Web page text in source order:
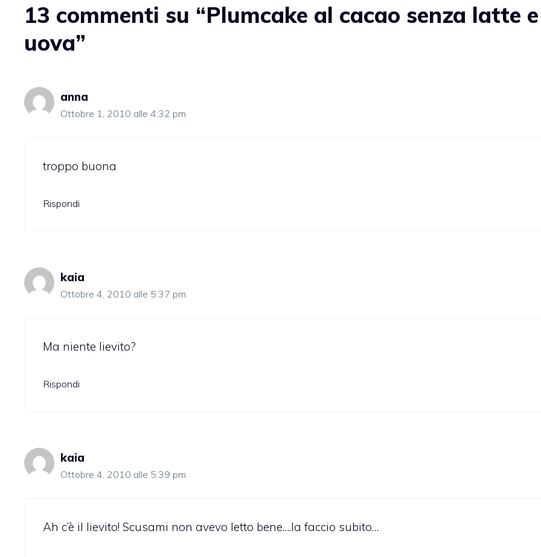
13 commenti su “Plumcake al cacao senza latte e
uova”
anna
Ottobre 1, 2010 alle 4:32 pm
troppo buona
Rispondi
kaia
Ottobre 4, 2010 alle 5:37 pm
Ma niente lievito?
Rispondi
kaia
Ottobre 4, 2010 alle 5:39 pm
Ah c’è il lievito! Scusami non avevo letto bene….la faccio subito…